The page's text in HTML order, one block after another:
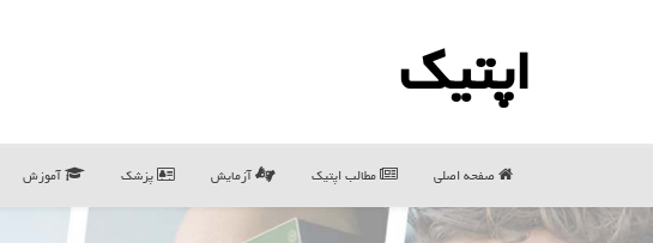
اپتیك
صفحه اصلی مطالب اپتیك آزمایش پزشک آموزش